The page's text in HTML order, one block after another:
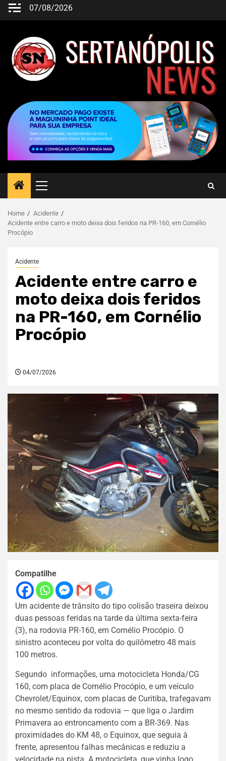
07/08/2026
Home
Acidente
Acidente entre carro e moto deixa dois feridos na PR-160, em Cornélio
Procópio
Acidente
Acidente entre carro e
moto deixa dois feridos
na PR-160, em Cornélio
Procópio
04/07/2026
Compatilhe
Um acidente de trânsito do tipo colisão traseira deixou
duas pessoas feridas na tarde da última sexta-feira
(3), na rodovia PR-160, em Cornélio Procópio. O
sinistro aconteceu por volta do quilômetro 48 mais
100 metros.
Segundo informações, uma motocicleta Honda/CG
160, com placa de Cornélio Procópio, e um veículo
Chevrolet/Equinox, com placas de Curitiba, trafegavam
no mesmo sentido da rodovia — que liga o Jardim
Primavera ao entroncamento com a BR-369. Nas
proximidades do KM 48, o Equinox, que seguia à
frente, apresentou falhas mecânicas e reduziu a